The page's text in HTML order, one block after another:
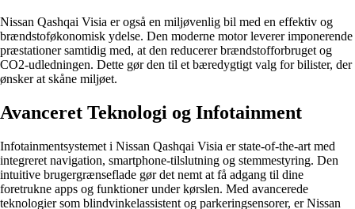
Nissan Qashqai Visia er også en miljøvenlig bil med en effektiv og
brændstoføkonomisk ydelse. Den moderne motor leverer imponerende
præstationer samtidig med, at den reducerer brændstofforbruget og
CO2-udledningen. Dette gør den til et bæredygtigt valg for bilister, der
ønsker at skåne miljøet.
Avanceret Teknologi og Infotainment
Infotainmentsystemet i Nissan Qashqai Visia er state-of-the-art med
integreret navigation, smartphone-tilslutning og stemmestyring. Den
intuitive brugergrænseflade gør det nemt at få adgang til dine
foretrukne apps og funktioner under kørslen. Med avancerede
teknologier som blindvinkelassistent og parkeringsensorer, er Nissan